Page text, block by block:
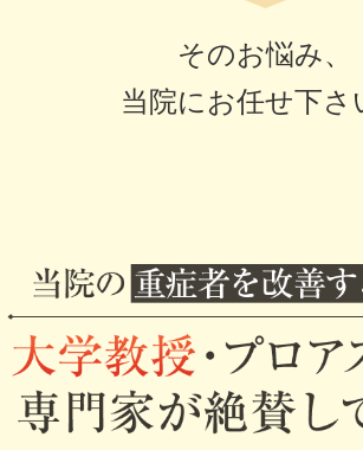
そのお悩み、
当院にお任せ下さ